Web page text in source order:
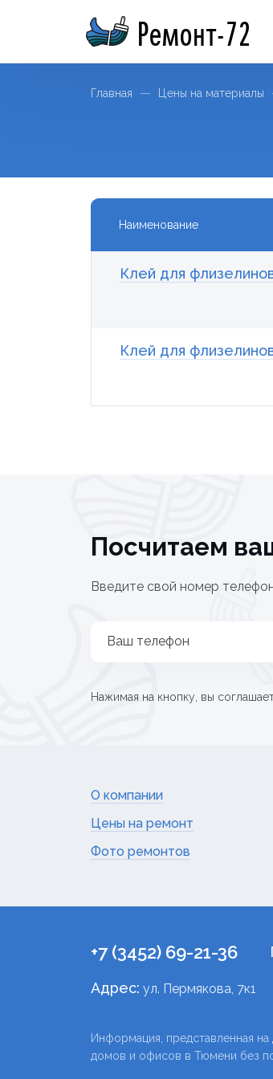
Ремонт-72
Главная Цены на материалы
Наименование
Клей для
Клей для
Посчитаем
Введите свой номер
Ваш телефон
Нажимая на кнопку, вы
О компании
Цены на ремонт
Фото ремонтов
+7 (3452) 69-21-36
Адрес: ул. Пермякова, 7к1
Информация, представленная
домов и офисов в Тюмени без